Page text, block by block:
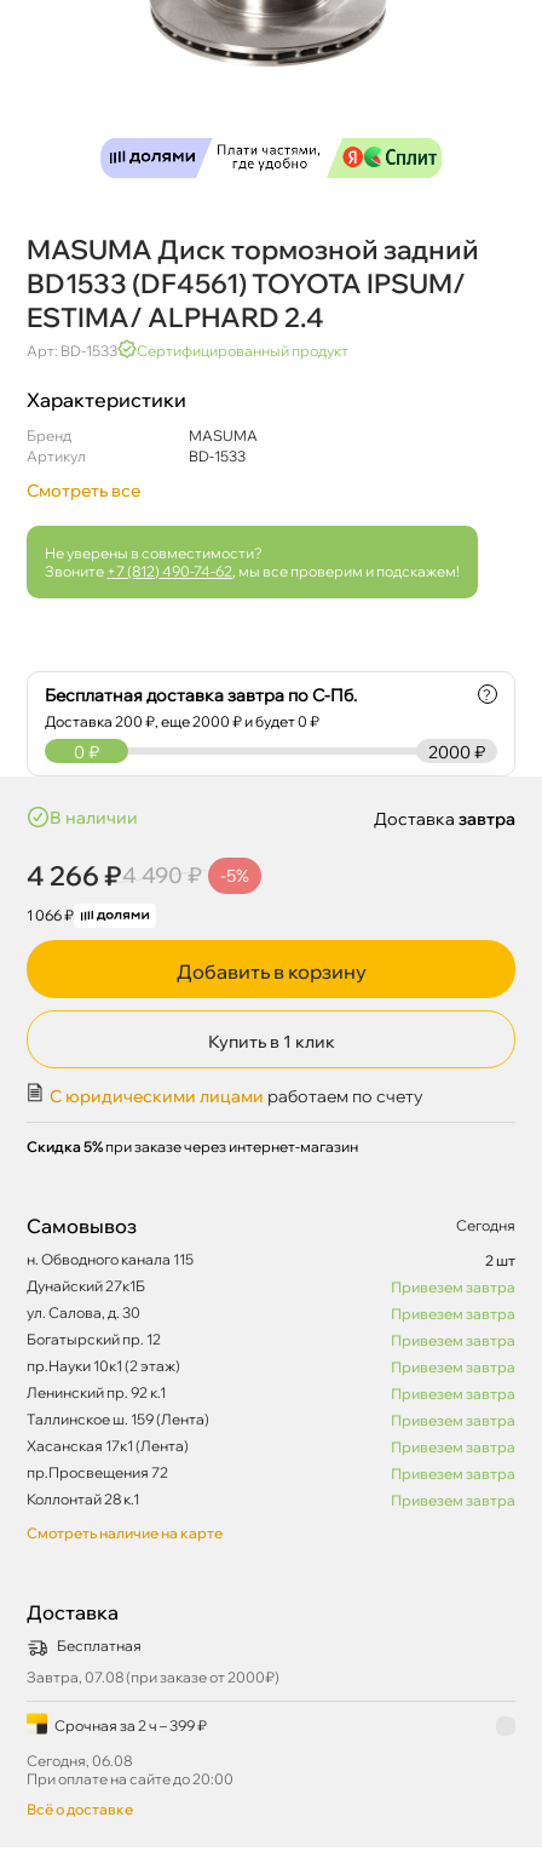
MASUMA Диск тормозной задний
BD1533 (DF4561) TOYOTA IPSUM/
ESTIMA/ ALPHARD 2.4
Арт: BD-1533 Сертифицированный продукт
Характеристики
Бренд
MASUMA
Артикул
BD-1533
Смотреть все
Не уверены в совместимости?
Звоните +7 (812) 490-74-62 , мы все проверим и подскажем!
Бесплатная доставка завтра по С-Пб.
Доставка200 ₽, еще2000 ₽ и будет 0 ₽
?
2000 ₽
0 ₽
наличии
4 266 ₽4 490 ₽ -5%
1 066 ₽
Доставка завтра
Добавить в корзину
Купить в 1 клик
С юридическими лицами работаем по счету
Скидка 5% при заказе через интернет-магазин
Самовывоз
Сегодня
н. Обводного канала 115
2 шт
Дунайский 27к1Б
Привезем завтра
ул. Салова, д. 30
Привезем завтра
Богатырский пр. 12
Привезем завтра
пр.Науки 10к1 (2 этаж)
Привезем завтра
Ленинский пр. 92 к.1
Привезем завтра
Таллинское ш. 159 (Лента)
Привезем завтра
Хасанская 17к1 (Лента)
Привезем завтра
пр.Просвещения 72
Привезем завтра
Коллонтай 28 к.1
Привезем завтра
Смотреть наличие на карте
Доставка
Бесплатная
Завтра, 07.08 (при заказе от 2000₽)
Срочная за 2 ч – 399 ₽
Сегодня, 06.08
При оплате на сайте до 20:00
сё о доставке